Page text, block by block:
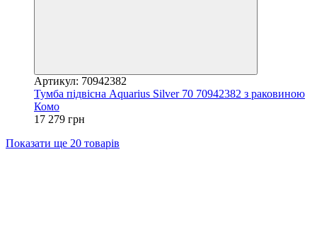
Артикул: 70942382
Тумба підвісна Aquarius Silver 70 70942382 з раковиною
Комо
17 279 грн
Показати ще 20 товарів